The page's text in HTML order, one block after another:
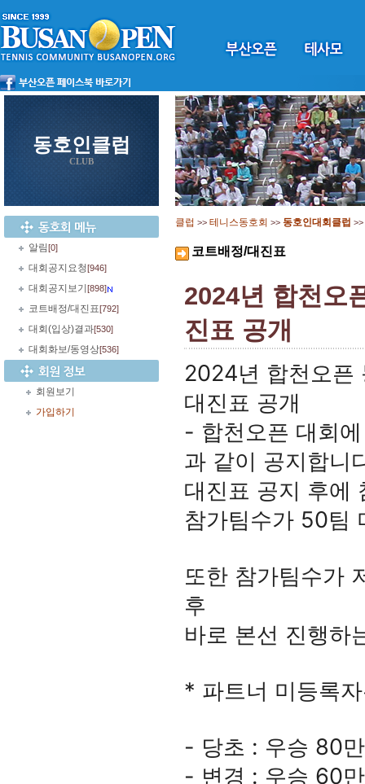
동호인클럽
CLUB
알림[0]
대회공지요청[946]
대회공지보기 [898]
코트배정/대진표[792]
대회(입상)결과[530]
대회화보/동영상[536]
회원보기
가입하기
클럽 >> 테니스동호회 >> 동호인대회클럽 >>
코트배정/대진표
2024년 합천오
진표 공개
2024년 합천오픈
대진표 공개
- 합천오픈 대회
과 같이 공지합니
대진표 공지 후에
참가팀수가 50팀
또한 참가팀수가
후
바로 본선 진행하
* 파트너 미등록
- 당초 : 우승 80
- 변경 : 우승 60